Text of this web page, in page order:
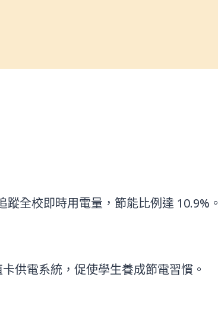
全校即時用電量，節能比例達 10.9%。
供電系統，促使學生養成節電習慣。